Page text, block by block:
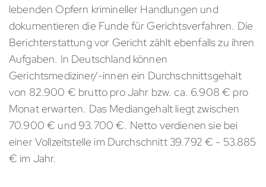
lebenden Opfern krimineller Handlungen und
dokumentieren die Funde für Gerichtsverfahren. Die
Berichterstattung vor Gericht zählt ebenfalls zu ihren
Aufgaben. In Deutschland können
Gerichtsmediziner/-innen ein Durchschnittsgehalt
von 82.900 € brutto pro Jahr bzw. ca. 6.908 € pro
Monat erwarten. Das Mediangehalt liegt zwischen
70.900 € und 93.700 €. Netto verdienen sie bei
einer Vollzeitstelle im Durchschnitt 39.792 € - 53.885
€ im Jahr.